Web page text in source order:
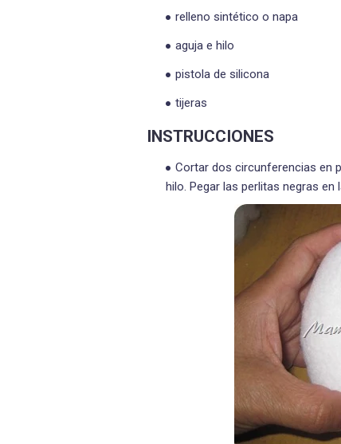
relleno sintético o napa
aguja e hilo
pistola de silicona
tijeras
INSTRUCCIONES
Cortar dos circunferencias en
hilo. Pegar las perlitas negras